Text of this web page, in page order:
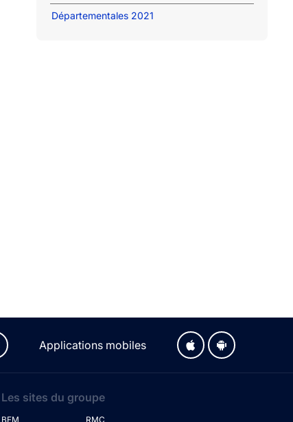
Départementales 2021
Applications mobiles
Les sites du groupe
BFM RMC